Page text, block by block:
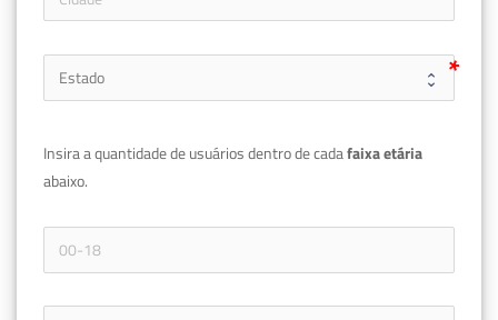
Insira a quantidade de usuários dentro de cada
abaixo.